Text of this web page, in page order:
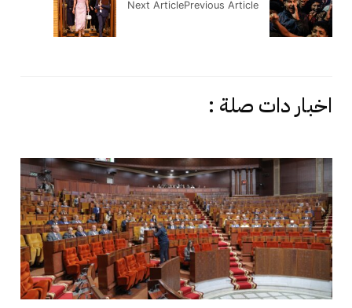
Previous Article
Next Article
اخبار دات صلة :